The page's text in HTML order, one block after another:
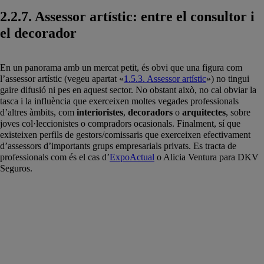
2.2.7. Assessor artístic: entre el consultor i
el decorador
En un panorama amb un mercat petit, és obvi que una figura com
l’assessor artístic (vegeu apartat «1.5.3. Assessor artístic») no tingui
gaire difusió ni pes en aquest sector. No obstant això, no cal obviar la
tasca i la influència que exerceixen moltes vegades professionals
d’altres àmbits, com interioristes, decoradors o arquitectes, sobre
joves col·leccionistes o compradors ocasionals. Finalment, sí que
existeixen perfils de gestors/comissaris que exerceixen efectivament
d’assessors d’importants grups empresarials privats. Es tracta de
professionals com és el cas d’ExpoActual o Alicia Ventura para DKV
Seguros.